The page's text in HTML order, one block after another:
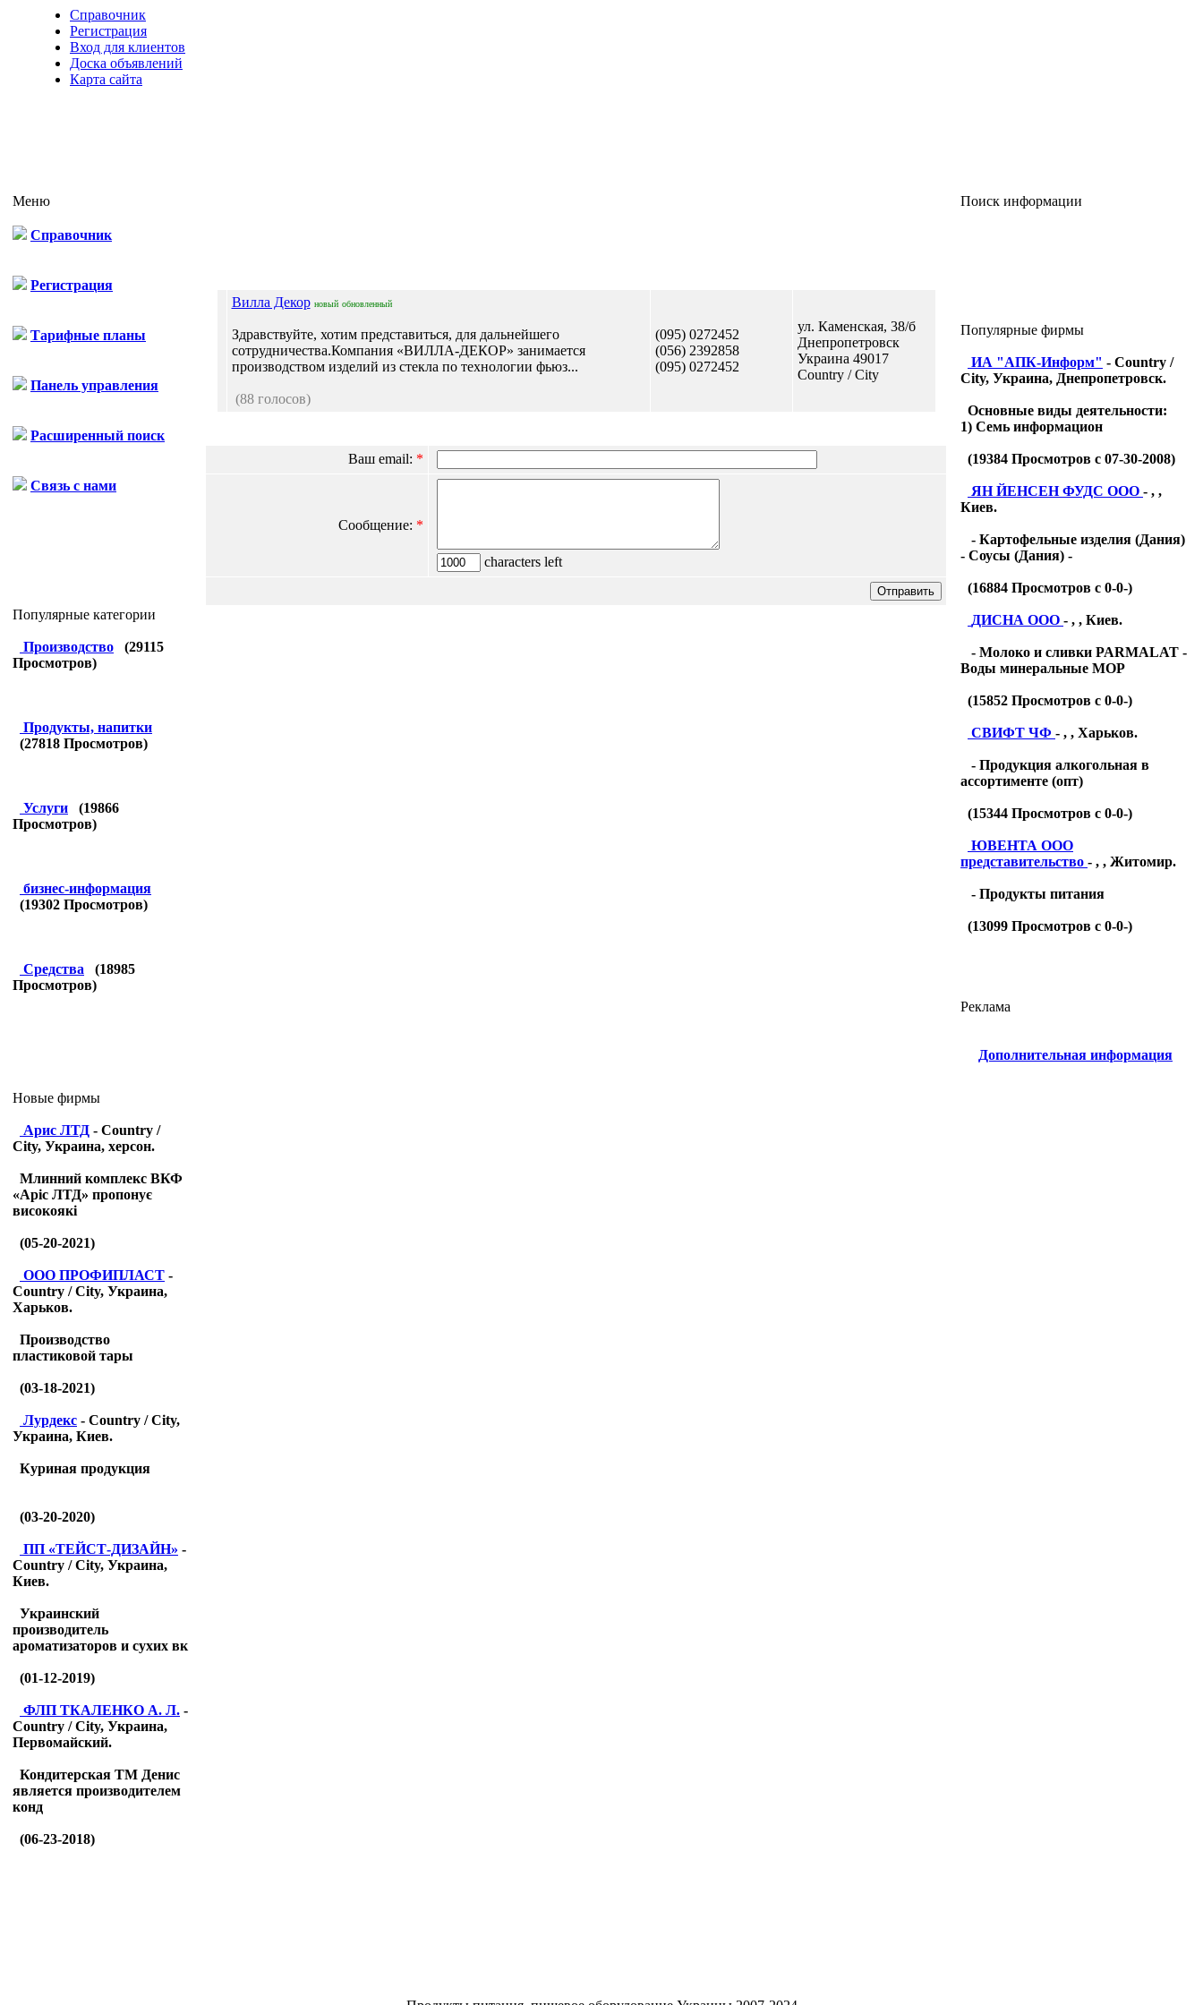
Справочник
Регистрация
Вход для клиентов
Доска объявлений
Карта сайта
Меню
Справочник
Регистрация
Тарифные планы
Панель управления
Расширенный поиск
Связь с нами
Популярные категории
Производство (29115
Просмотров)
Продукты, напитки
(27818 Просмотров)
Услуги (19866
Просмотров)
бизнес-информация
(19302 Просмотров)
Средства (18985
Просмотров)
Новые фирмы
Арис ЛТД - Country /
City, Украина, херсон.
Млинний комплекс ВКФ
«Аріс ЛТД» пропонує
високоякі
(05-20-2021)
ООО ПРОФИПЛАСТ -
Country / City, Украина,
Харьков.
Производство
пластиковой тары
(03-18-2021)
Лурдекс - Country / City,
Украина, Киев.
Куриная продукция
(03-20-2020)
ПП «ТЕЙСТ-ДИЗАЙН» -
Country / City, Украина,
Киев.
Украинский
производитель
ароматизаторов и сухих вк
(01-12-2019)
ФЛП ТКАЛЕНКО А. Л. -
Country / City, Украина,
Первомайский.
Кондитерская ТМ Денис
является производителем
конд
(06-23-2018)
Вилла Декор новый обновленный
Здравствуйте, хотим представиться, для дальнейшего
сотрудничества.Компания «ВИЛЛА-ДЕКОР» занимается
производством изделий из стекла по технологии фьюз...
(88 голосов)
(095) 0272452
(056) 2392858
(095) 0272452
ул. Каменская, 38/б
Днепропетровск
Украина 49017
Country / City
Ваш email: *
Сообщение: *
characters left
Поиск информации
Популярные фирмы
ИА "АПК-Информ" - Country /
City, Украина, Днепропетровск.
Основные виды деятельности:
1) Семь информацион
(19384 Просмотров с 07-30-2008)
ЯН ЙЕНСЕН ФУДС ООО - , ,
Киев.
- Картофельные изделия (Дания)
- Соусы (Дания) -
(16884 Просмотров с 0-0-)
ДИСНА ООО - , , Киев.
- Молоко и сливки PARMALAT -
Воды минеральные МОР
(15852 Просмотров с 0-0-)
СВИФТ ЧФ - , , Харьков.
- Продукция алкогольная в
ассортименте (опт)
(15344 Просмотров с 0-0-)
ЮВЕНТА ООО
представительство - , , Житомир.
- Продукты питания
(13099 Просмотров с 0-0-)
Реклама
Дополнительная информация